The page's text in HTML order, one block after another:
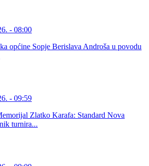
- 08:00
općine Sopje Berislava Androša u povodu
- 09:59
Zlatko Karafa: Standard Nova
turnira...